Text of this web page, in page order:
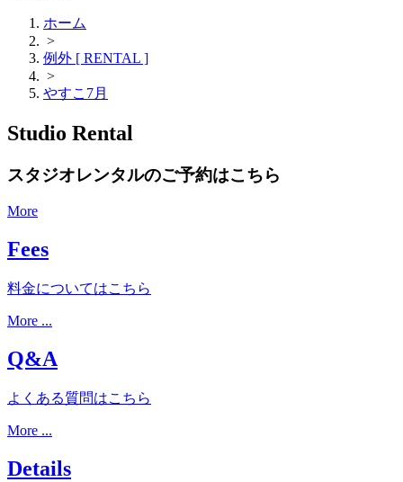
ホーム
>
例外 [ RENTAL ]
>
やすこ7月
Studio Rental
スタジオレンタルのご予約はこちら
More
Fees
料金についてはこちら
More ...
Q&A
よくある質問はこちら
More ...
Details